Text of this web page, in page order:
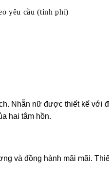
yêu cầu (tính phí)
Nhẫn nữ được thiết kế với
hai tâm hồn.
và đồng hành mãi mãi.